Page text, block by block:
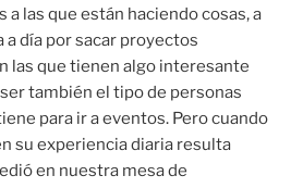
a las que están haciendo cosas, a
a día por sacar proyectos
las que tienen algo interesante
también el tipo de personas
para ir a eventos. Pero cuando
su experiencia diaria resulta
en nuestra mesa de